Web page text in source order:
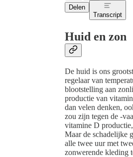
Delen
Transcript
Huid en zon
De huid is ons
regelaar van
blootstelling aan
productie van
dan velen denken,
zou zijn tegen de -
vitamine D
Maar de schadelijke
alle twee uur met
zonwerende kleding